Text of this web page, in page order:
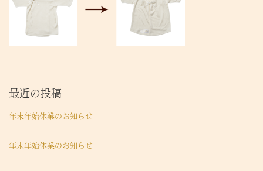
最近の投稿
年末年始休業のお知らせ
年末年始休業のお知らせ